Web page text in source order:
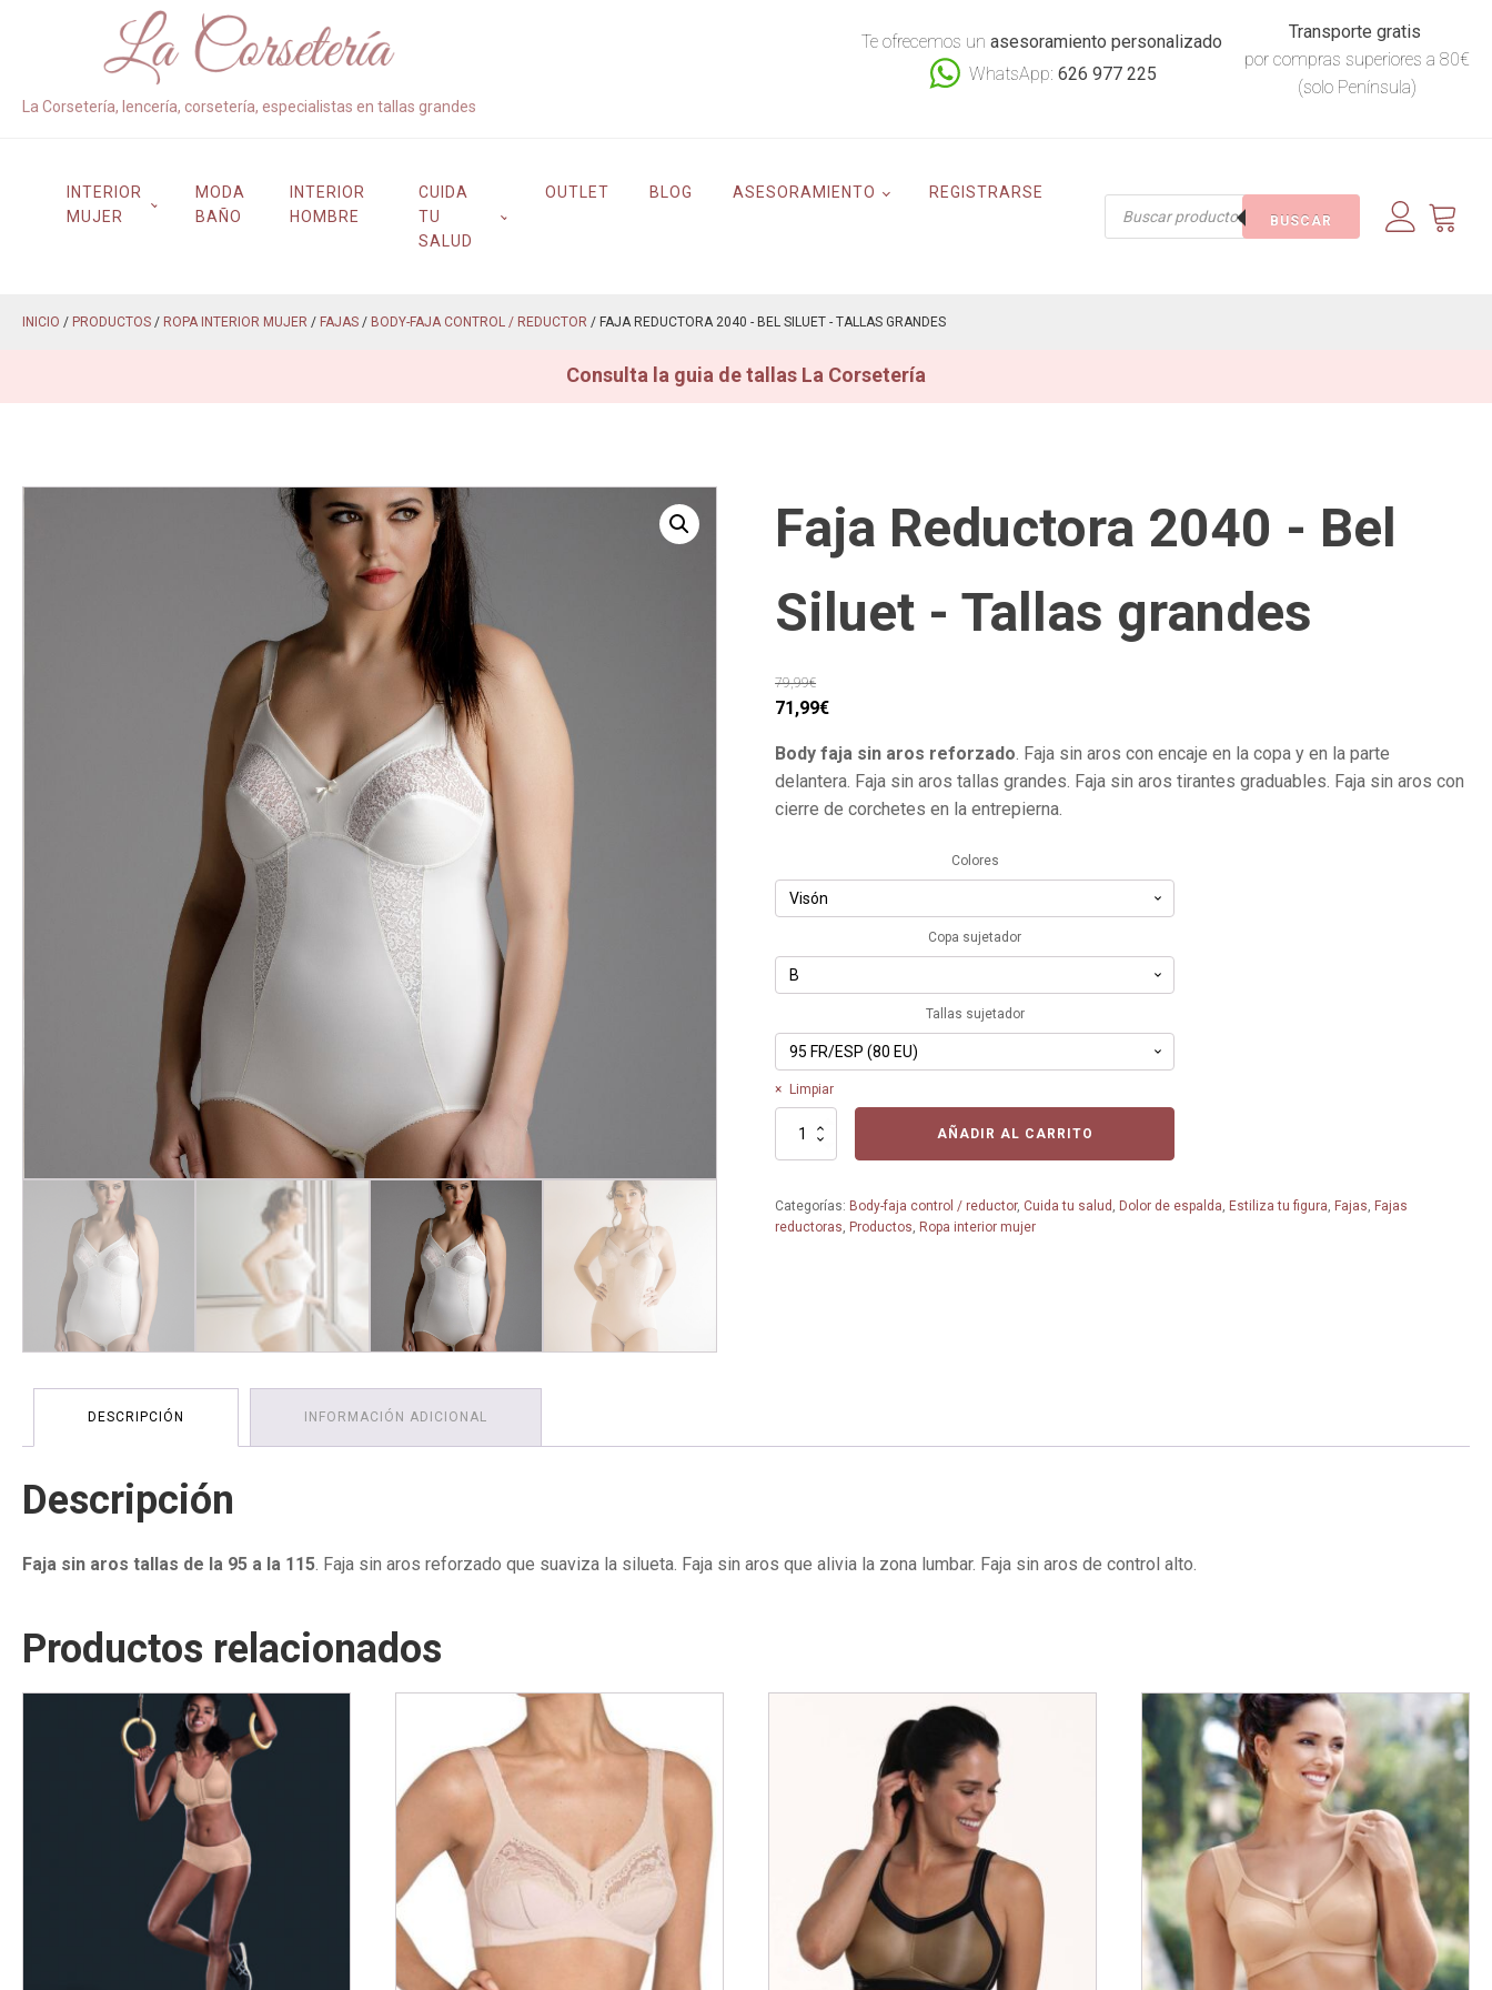
La Corsetería, lencería, corsetería, especialistas en tallas grandes
Te ofrecemos un asesoramiento personalizado
WhatsApp: 626 977 225
Transporte gratis
por compras superiores a 80€
(solo Península)
INTERIOR
MUJER
MODA
BAÑO
INTERIOR
HOMBRE
CUIDA
TU
SALUD
OUTLET BLOG ASESORAMIENTO REGISTRARSE
Búsqueda
BUSCAR
INICIO / PRODUCTOS / ROPA INTERIOR MUJER / FAJAS / BODY-FAJA CONTROL / REDUCTOR / FAJA REDUCTORA 2040 - BEL SILUET - TALLAS GRANDES
Consulta la guia de tallas La Corsetería
Faja Reductora 2040 - Bel
Siluet - Tallas grandes
79,99€
El
original
era:
79,99€.
71,99€El
actual
es:
71,99€.
Body faja sin aros reforzado. Faja sin aros con encaje en la copa y en la parte
delantera. Faja sin aros tallas grandes. Faja sin aros tirantes graduables. Faja sin aros con
cierre de corchetes en la entrepierna.
Colores
Copa sujetador
Tallas sujetador
Limpiar
Faja
Bel
Siluet
AÑADIR AL CARRITO
Categorías: Body-faja control / reductor, Cuida tu salud , Dolor de espalda, Estiliza tu figura, Fajas, Fajas
reductoras, Productos, Ropa interior mujer
DESCRIPCIÓN INFORMACIÓN ADICIONAL
Descripción
Faja sin aros tallas de la 95 a la 115. Faja sin aros reforzado que suaviza la silueta. Faja sin aros que alivia la zona lumbar. Faja sin aros de control alto.
Productos relacionados
tiene
múltiples
opciones
se
pueden
elegir
en
opciones
pueden
elegir
Este
producto
tiene
múltiples
variantes.
Las
opciones
pueden
elegir
en